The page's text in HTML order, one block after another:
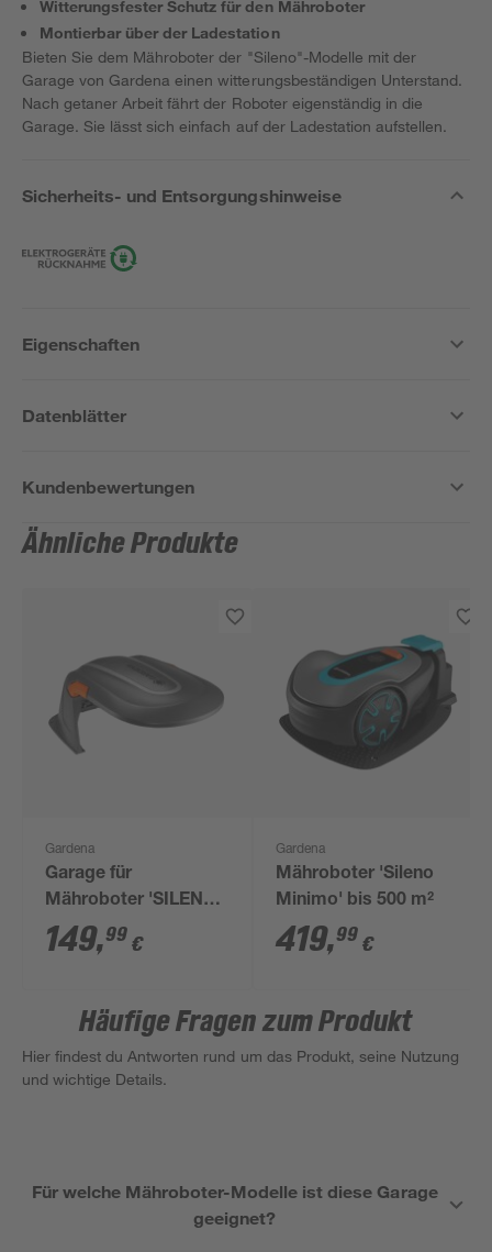
Witterungsfester Schutz für den Mähroboter
Montierbar über der Ladestation
Bieten Sie dem Mähroboter der "Sileno"-Modelle mit der
Garage von Gardena einen witterungsbeständigen Unterstand.
Nach getaner Arbeit fährt der Roboter eigenständig in die
Garage. Sie lässt sich einfach auf der Ladestation aufstellen.
Sicherheits- und Entsorgungshinweise
Eigenschaften
Datenblätter
Kundenbewertungen
Ähnliche Produkte
Gardena
Garage für
Mähroboter 'SILENO
city/SILENO
life/SILENO Minimo'
149,99 €
Gardena
Mähroboter 'Sileno
Minimo' bis 500 m²
419,99 €
Häufige Fragen zum Produkt
Hier findest du Antworten rund um das Produkt, seine Nutzung
und wichtige Details.
Für welche Mähroboter-Modelle ist diese Garage
geeignet?